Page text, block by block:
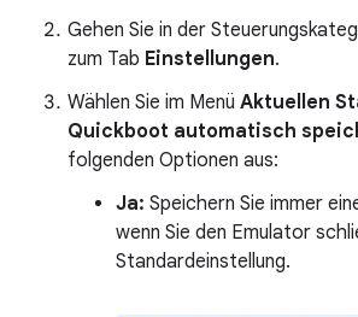
Gehen Sie in der
zum Tab Einstellungen.
Wählen Sie im Menü Aktuellen
Quickboot automatisch
folgenden Optionen aus:
Ja: Speichern Sie immer
wenn Sie den Emulator
Standardeinstellung.